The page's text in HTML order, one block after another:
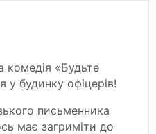
комедія «Будьте
у будинку офіцерів!
письменника
має загриміти до